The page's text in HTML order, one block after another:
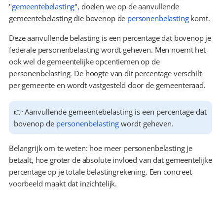
"gemeentebelasting", doelen we op de aanvullende
gemeentebelasting die bovenop de personenbelasting komt.
Deze aanvullende belasting is een percentage dat bovenop je
federale personenbelasting wordt geheven. Men noemt het
ook wel de gemeentelijke opcentiemen op de
personenbelasting. De hoogte van dit percentage verschilt
per gemeente en wordt vastgesteld door de gemeenteraad.
👉 Aanvullende gemeentebelasting is een percentage dat
bovenop de personenbelasting wordt geheven.
Belangrijk om te weten: hoe meer personenbelasting je
betaalt, hoe groter de absolute invloed van dat gemeentelijke
percentage op je totale belastingrekening. Een concreet
voorbeeld maakt dat inzichtelijk.